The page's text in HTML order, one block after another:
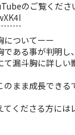
のご覧くださ
についてーー
である事が判明し
漏斗胸に詳しい
のまま成長できる
てくださる方には